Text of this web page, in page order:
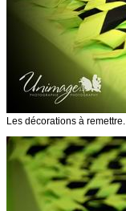
Les décorations à remettre.